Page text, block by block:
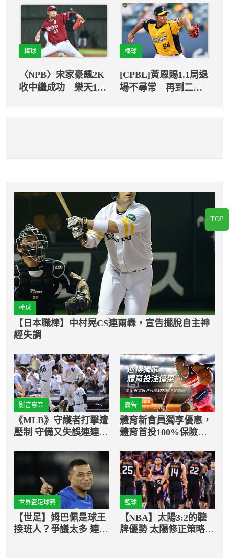
盟要球隊停止採檢
康佛托接觸
棒球
〈NPB〉宋家豪飆2K
收中繼成功 樂天1比
棒球
[CPBL]黃恩賜1.1局退
場不尋常 再到二軍
棒球
【日本職棒】中村晃CS連兩轟，宣告擺脫自主神
經失調
影音專區
《MLB》守護者打擊遭
壓制 守備又失誤連連 3
廣告
體育新會員獨享優惠，
體育首投100%保險返
世界盃足球賽
【世足】姆巴佩是球王
接班人？爭議太多 連法
籃球
【NBA】太陽3:2的聽
牌優勢 太陽修正策略奏
TOP